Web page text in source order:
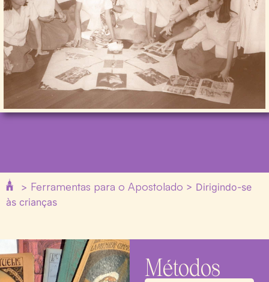
> Ferramentas para o Apostolado > Dirigindo-se
às crianças
Métodos